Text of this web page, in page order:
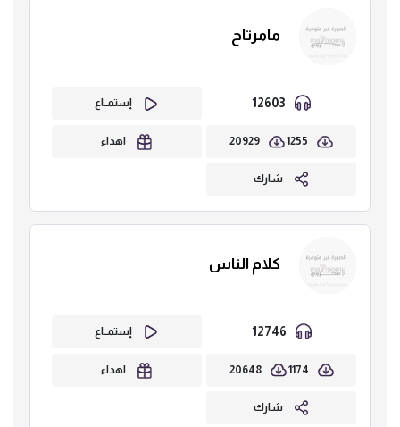
مامرتاح
إستمــاع
1255
20929 اهداء
شارك
كلام الناس
إستمــاع
1174
20648 اهداء
شارك